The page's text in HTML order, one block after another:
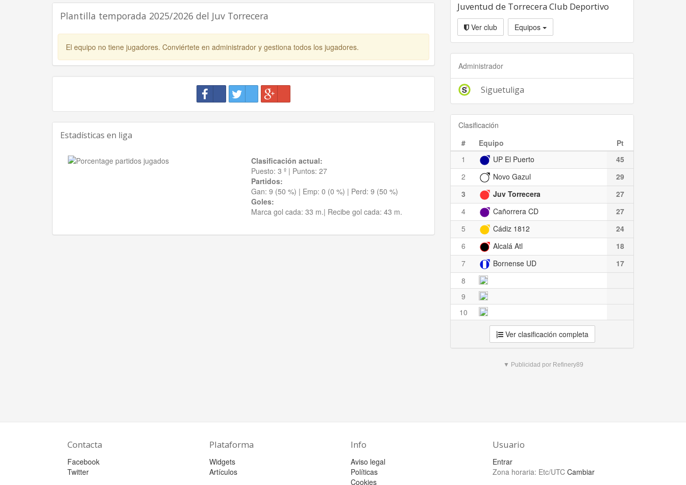
Plantilla temporada 2025/2026 del Juv Torrecera
El equipo no tiene jugadores. Conviértete en administrador y gestiona todos los jugadores.
Estadísticas en liga
Clasificación actual:
Puesto: 3 º | Puntos: 27
Partidos:
Gan: 9 (50 %) | Emp: 0 (0 %) | Perd: 9 (50 %)
Goles:
Marca gol cada: 33 m.| Recibe gol cada: 43 m.
Juventud de Torrecera Club Deportivo
Ver club Equipos
Administrador
Siguetuliga
Clasificación
#
Equipo
Pt
1
UP El Puerto
45
2
Novo Gazul
29
3
Juv Torrecera
27
4
Cañorrera CD
27
5
Cádiz 1812
24
6
Alcalá Atl
18
7
Bornense UD
17
8
9
10
Ver clasificación completa
▼ Publicidad por Refinery89
Contacta
Facebook
Twitter
Plataforma
Widgets
Artículos
Info
Aviso legal
Políticas
Cookies
Usuario
Entrar
Zona horaria: Etc/UTC Cambiar